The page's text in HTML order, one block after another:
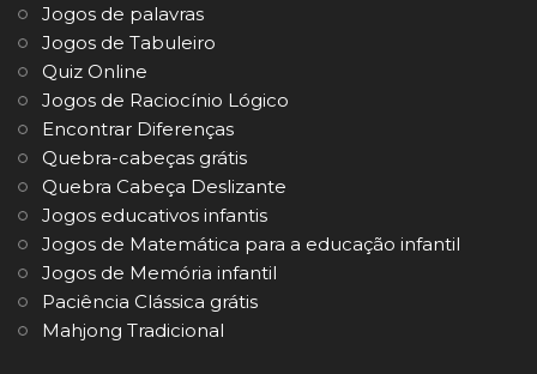
Jogos de palavras
Jogos de Tabuleiro
Quiz Online
Jogos de Raciocínio Lógico
Encontrar Diferenças
Quebra-cabeças grátis
Quebra Cabeça Deslizante
Jogos educativos infantis
Jogos de Matemática para a educação infantil
Jogos de Memória infantil
Paciência Clássica grátis
Mahjong Tradicional